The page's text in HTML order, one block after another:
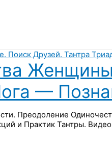
—
Преодоление
и Практик Тантры.